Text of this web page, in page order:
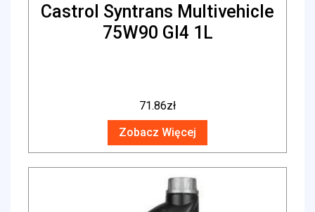
Castrol Syntrans Multivehicle
75W90 Gl4 1L
71.86zł
Zobacz Więcej